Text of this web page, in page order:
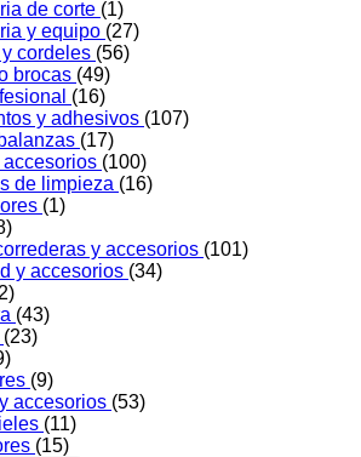
de corte (1)
y equipo (27)
cordeles (56)
brocas (49)
(16)
y adhesivos (107)
(17)
accesorios (100)
de limpieza (16)
(1)
y accesorios (101)
y accesorios (34)
(43)
(23)
(9)
accesorios (53)
(11)
(15)